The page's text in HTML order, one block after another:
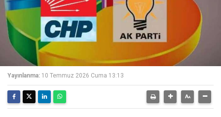
Yayınlanma: 10 Temmuz 2026 Cuma 13:13